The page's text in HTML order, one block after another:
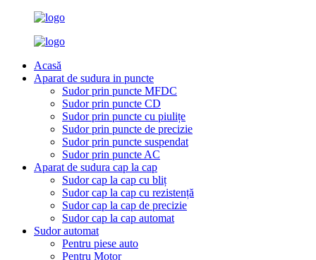
Acasă
Aparat de sudura in puncte
Sudor prin puncte MFDC
Sudor prin puncte CD
Sudor prin puncte cu piulițe
Sudor prin puncte de precizie
Sudor prin puncte suspendat
Sudor prin puncte AC
Aparat de sudura cap la cap
Sudor cap la cap cu bliț
Sudor cap la cap cu rezistență
Sudor cap la cap de precizie
Sudor cap la cap automat
Sudor automat
Pentru piese auto
Pentru Motor